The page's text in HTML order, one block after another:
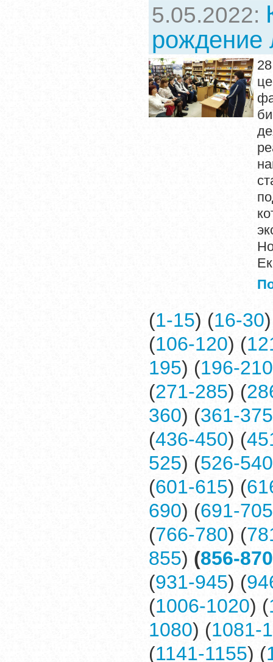
5.05.2022:
рождение
(1-15) (16-30
(106-120) (
195) (196-210
(271-285) (
360) (361-375
(436-450) (
525) (526-540
(601-615) (
690) (691-705
(766-780) (
855) (856-870
(931-945) (
(1006-1020) (
1080) (1081-
(1141-1155) (